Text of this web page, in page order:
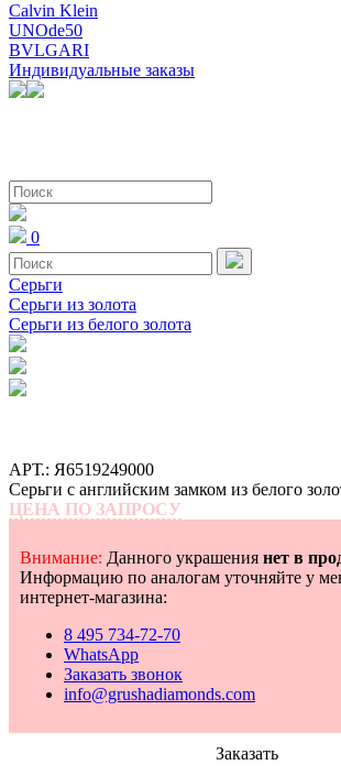
Calvin Klein
UNOde50
BVLGARI
Индивидуальные заказы
0
Серьги
Серьги из золота
Серьги из белого золота
АРТ.: Я6519249000
Серьги с английским замком из белого
ЦЕНА ПО ЗАПРОСУ
Внимание: Данного украшения нет в
Информацию по аналогам уточняйте у
интернет-магазина:
8 495 734-72-70
WhatsApp
Заказать звонок
info@grushadiamonds.com
Заказать